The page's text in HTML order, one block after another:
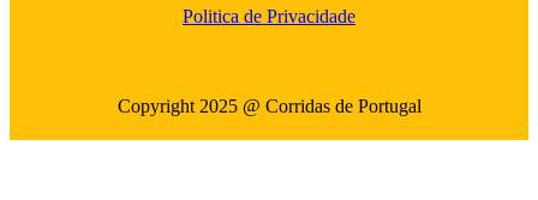
Politica de Privacidade
Copyright 2025 @ Corridas de Portugal